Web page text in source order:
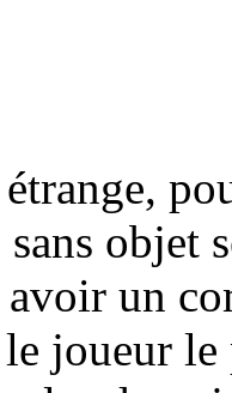
objet
un
joueur